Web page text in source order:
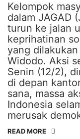
Kelompok
dalam JAGAD
turun ke jalan
keprihatinan
yang
Widodo. Aksi
Senin (12/2),
di depan
sana, massa
Indonesia
merusak
READ MORE